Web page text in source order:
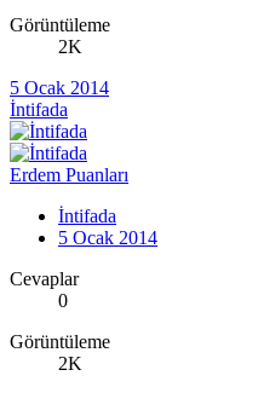
Görüntüleme
2K
5 Ocak 2014
İntifada
Erdem Puanları
İntifada
5 Ocak 2014
Cevaplar
0
Görüntüleme
2K